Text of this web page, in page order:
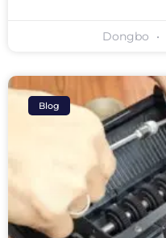
Dongbo
Blog